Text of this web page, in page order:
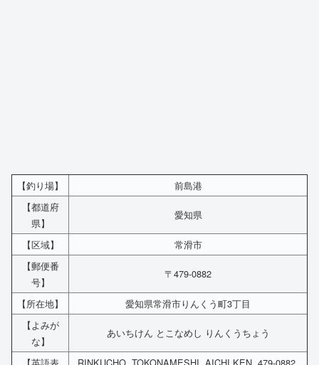
【釣り場】
前島港
【都道府
県】
愛知県
【区域】
常滑市
【郵便番
号】
〒479-0882
【所在地】
愛知県常滑市りんくう町3丁目
【よみが
な】
あいちけん とこなめし りんくうちょう